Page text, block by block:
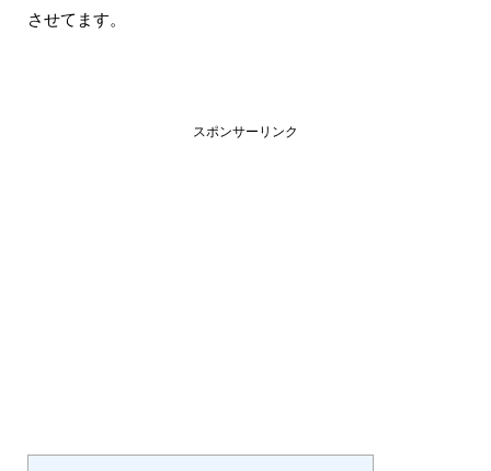
させてます。
スポンサーリンク